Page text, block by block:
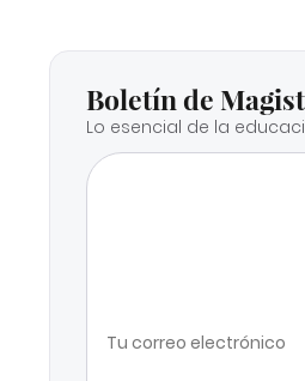
Boletín de
Lo esencial de la